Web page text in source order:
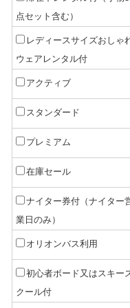
点セット含む）
レディースサイズおしゃ
ウェアレンタル付
アクティブ
スタンダード
プレミアム
在庫セール
ナイター券付（ナイター
業日のみ）
オリオンバス利用
初心者ボード又はスキー
クール付